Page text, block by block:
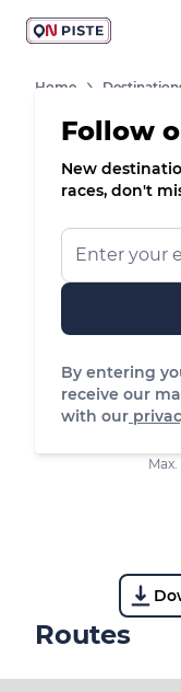
Follow
New
races, don't
By entering
receive our
with our
Home
7
12.79 km
Routes